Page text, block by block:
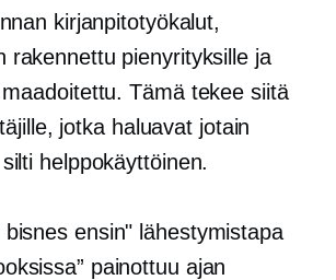
kirjanpitotyökalut,
rakennettu pienyrityksille ja
maadoitettu. Tämä tekee siitä
jotka haluavat jotain
silti helppokäyttöinen.
bisnes ensin" lähestymistapa
painottuu ajan